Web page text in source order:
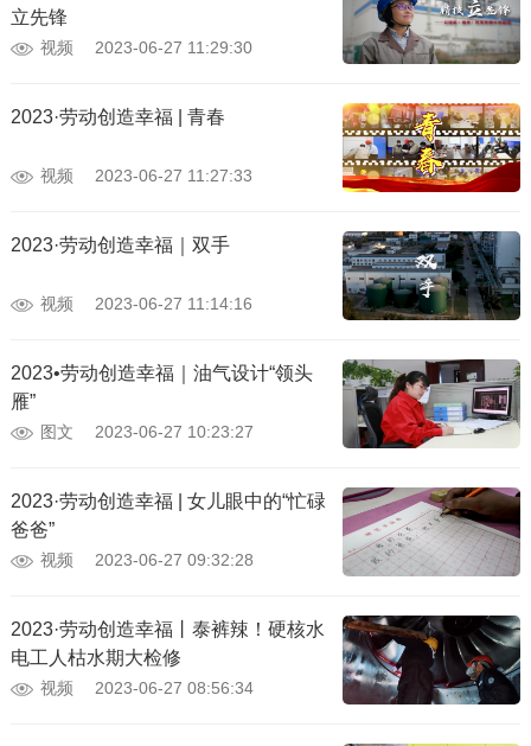
立先锋
视频 2023-06-27 11:29:30
2023·劳动创造幸福 | 青春
视频 2023-06-27 11:27:33
2023·劳动创造幸福｜双手
视频 2023-06-27 11:14:16
2023•劳动创造幸福｜油气设计“领头
雁”
图文 2023-06-27 10:23:27
2023·劳动创造幸福 | 女儿眼中的“忙碌
爸爸”
视频 2023-06-27 09:32:28
2023·劳动创造幸福丨泰裤辣！硬核水
电工人枯水期大检修
视频 2023-06-27 08:56:34